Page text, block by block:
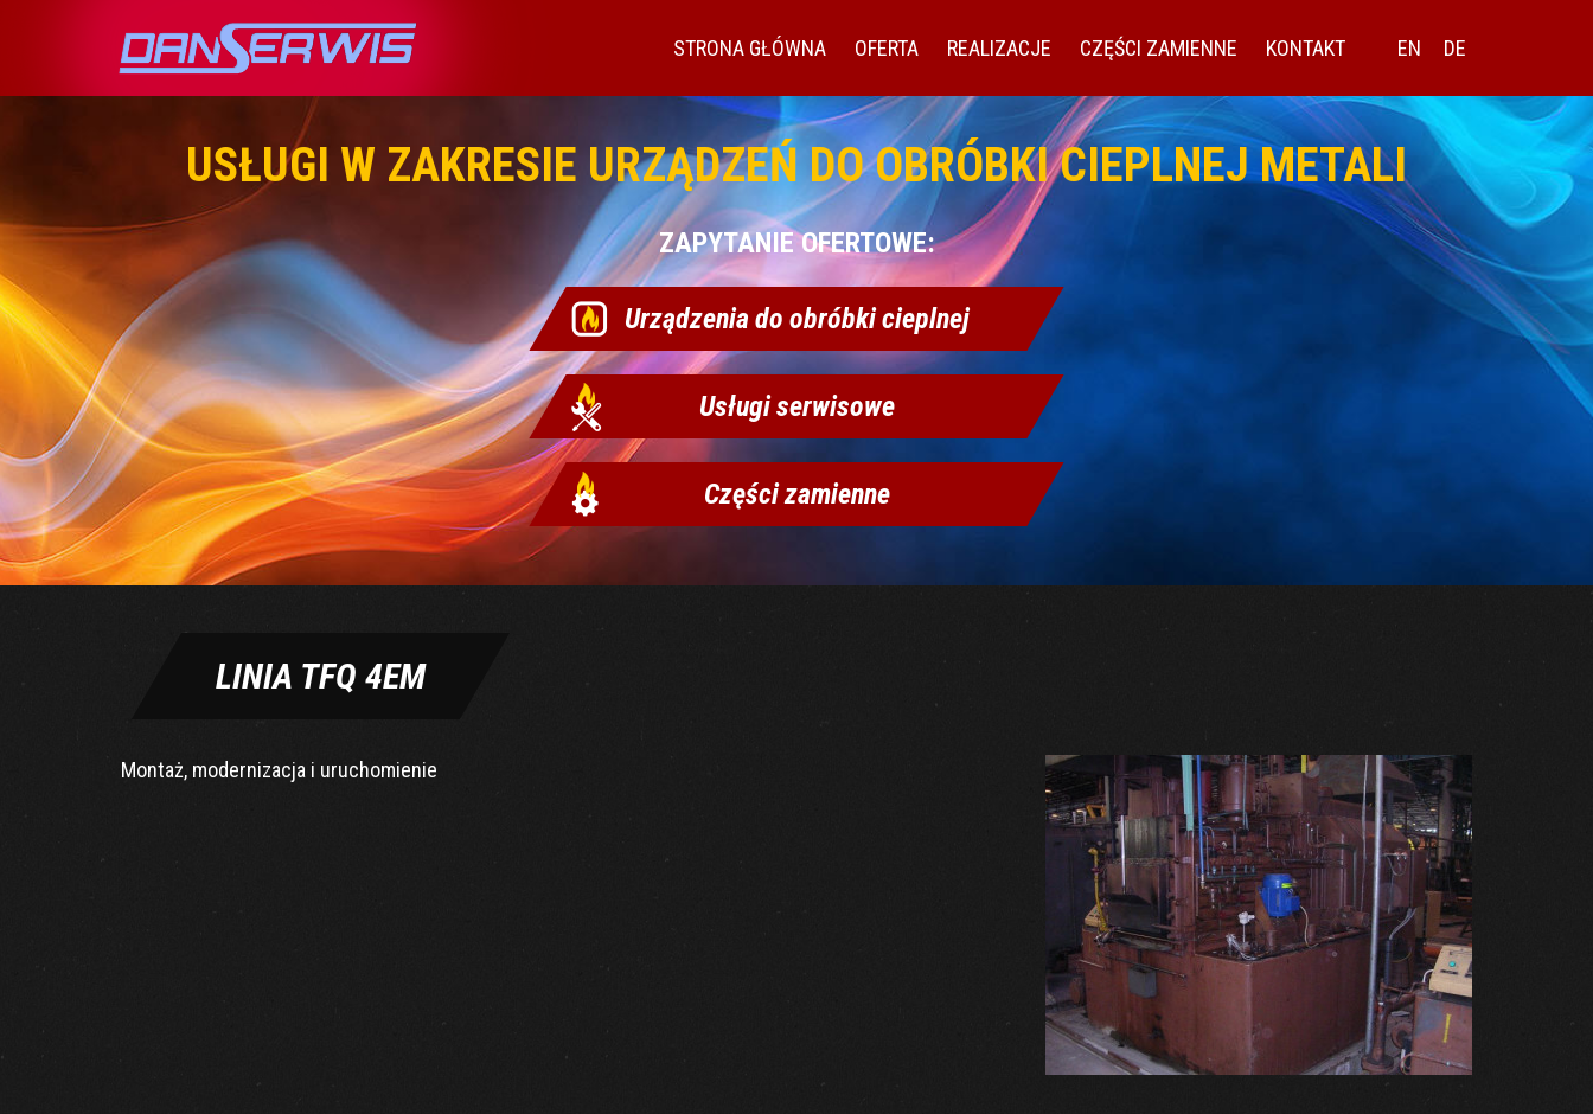
STRONA GŁÓWNA OFERTA REALIZACJE CZĘŚCI ZAMIENNE KONTAKT EN DE
USŁUGI W ZAKRESIE URZĄDZEŃ DO OBRÓBKI CIEPLNEJ METALI
ZAPYTANIE OFERTOWE:
Urządzenia do obróbki cieplnej
Usługi serwisowe
Części zamienne
LINIA TFQ 4EM
Montaż, modernizacja i uruchomienie